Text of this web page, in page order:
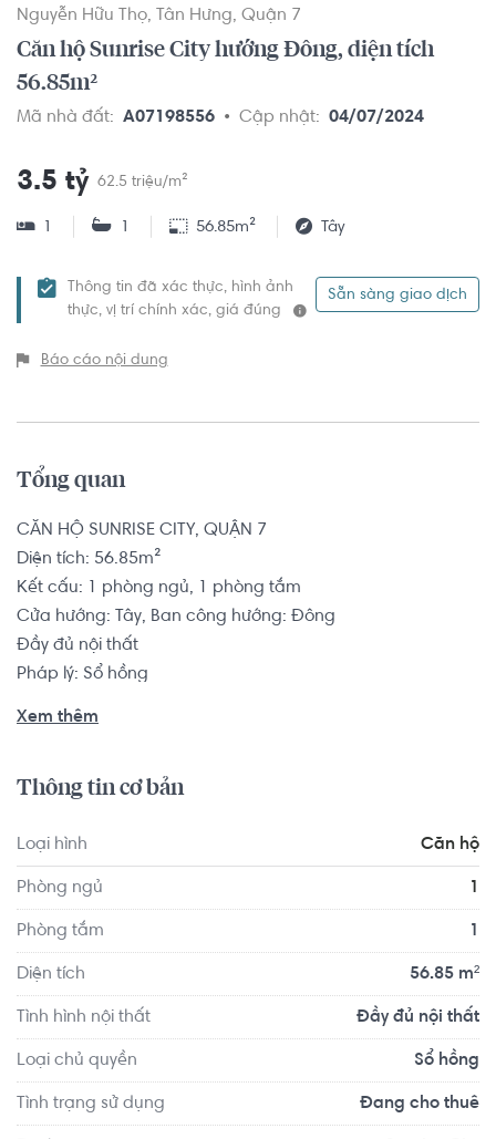
Nguyễn Hữu Thọ Tân Hưng Quận 7
Căn hộ Sunrise City hướng Đông, diện tích
56.85m²
Mã nhà đất: A07198556 Cập nhật: 04/07/2024
3.5 tỷ 62.5 triệu/m²
1 1 56.85m² Tây
Thông tin đã xác thực, hình ảnh
thực, vị trí chính xác, giá đúng
Sẵn sàng giao dịch
Báo cáo nội dung
Tổng quan
CĂN HỘ SUNRISE CITY, QUẬN 7
Diện tích: 56.85m²
Kết cấu: 1 phòng ngủ, 1 phòng tắm
Cửa hướng: Tây, Ban công hướng: Đông
Đầy đủ nội thất
Pháp lý: Sổ hồng
trí thuận tiện di chuyển với đầy đủ các tiện ích về y tế, giáo
Thị Thập, Bệnh viện Đa khoa Tân Hưng...
Xem thêm
Thông tin cơ bản
Loại hình Căn hộ
Phòng ngủ 1
Phòng tắm 1
Diện tích 56.85 m²
Tình hình nội thất Đầy đủ nội thất
Loại chủ quyền Sổ hồng
Tình trạng sử dụng Đang cho thuê